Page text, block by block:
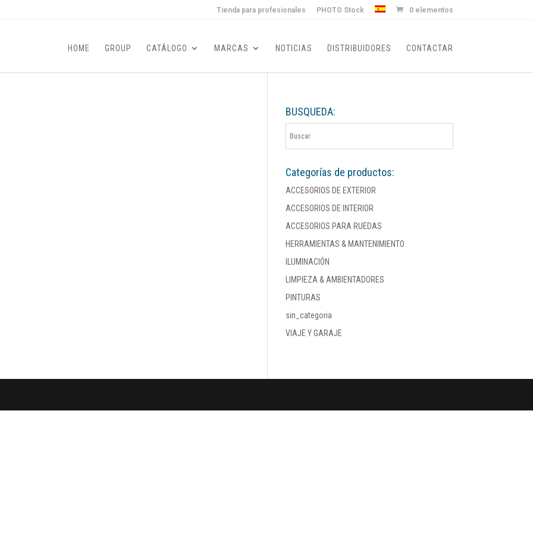
Tienda para profesionales PHOTO Stock 0 elementos
HOME GROUP CATÁLOGO MARCAS NOTICIAS DISTRIBUIDORES CONTACTAR
BUSQUEDA:
Categorías de productos:
ACCESORIOS DE EXTERIOR
ACCESORIOS DE INTERIOR
ACCESORIOS PARA RUEDAS
HERRAMIENTAS & MANTENIMIENTO
ILUMINACIÓN
LIMPIEZA & AMBIENTADORES
PINTURAS
sin_categoria
VIAJE Y GARAJE